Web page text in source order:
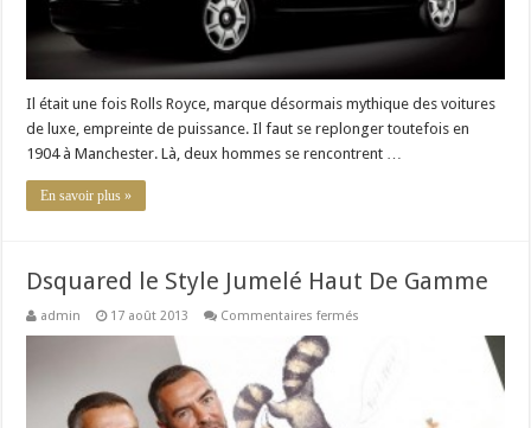
Il était une fois Rolls Royce, marque désormais mythique des voitures
de luxe, empreinte de puissance. Il faut se replonger toutefois en
1904 à Manchester. Là, deux hommes se rencontrent …
En savoir plus »
Dsquared le Style Jumelé Haut De Gamme
admin 17 août 2013 Commentaires fermés